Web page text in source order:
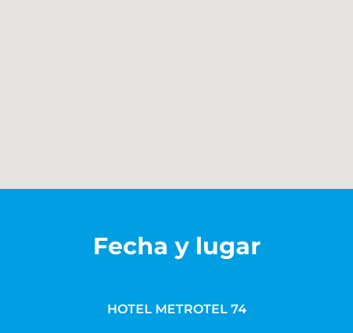
Fecha y lugar
HOTEL METROTEL 74